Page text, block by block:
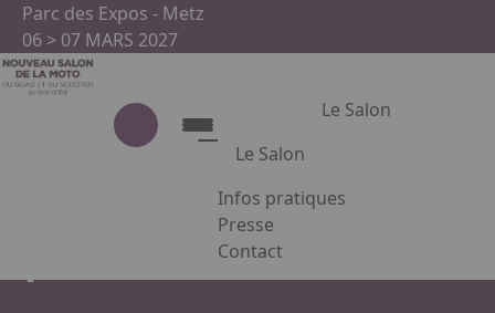
Aller au contenu principal
Parc des Expos - Metz
06 > 07 MARS 2027
Le Salon
Le Salon
Le Salon
Présentation du salon
Partenaires
Infos pratiques
Presse
Contact
Appuyez sur Entrée pour ouvrir
Forum emploi
Eurométropole de Metz /
apecita / anefa
Panneau de gestion des cookies